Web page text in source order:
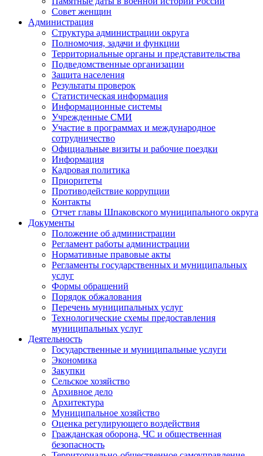
Совет женщин
Администрация
Структура администрации округа
Полномочия, задачи и функции
Территориальные органы и представительства
Подведомственные организации
Защита населения
Результаты проверок
Статистическая информация
Информационные системы
Учрежденные СМИ
Участие в программах и международное
сотрудничество
Официальные визиты и рабочие поездки
Информация
Кадровая политика
Приоритеты
Противодействие коррупции
Контакты
Отчет главы Шпаковского муниципального округа
Документы
Положение об администрации
Регламент работы администрации
Нормативные правовые акты
Регламенты государственных и муниципальных
услуг
Формы обращений
Порядок обжалования
Перечень муниципальных услуг
Технологические схемы предоставления
муниципальных услуг
Деятельность
Государственные и муниципальные услуги
Экономика
Закупки
Сельское хозяйство
Архивное дело
Архитектура
Муниципальное хозяйство
Оценка регулирующего воздействия
Гражданская оборона, ЧС и общественная
безопасность